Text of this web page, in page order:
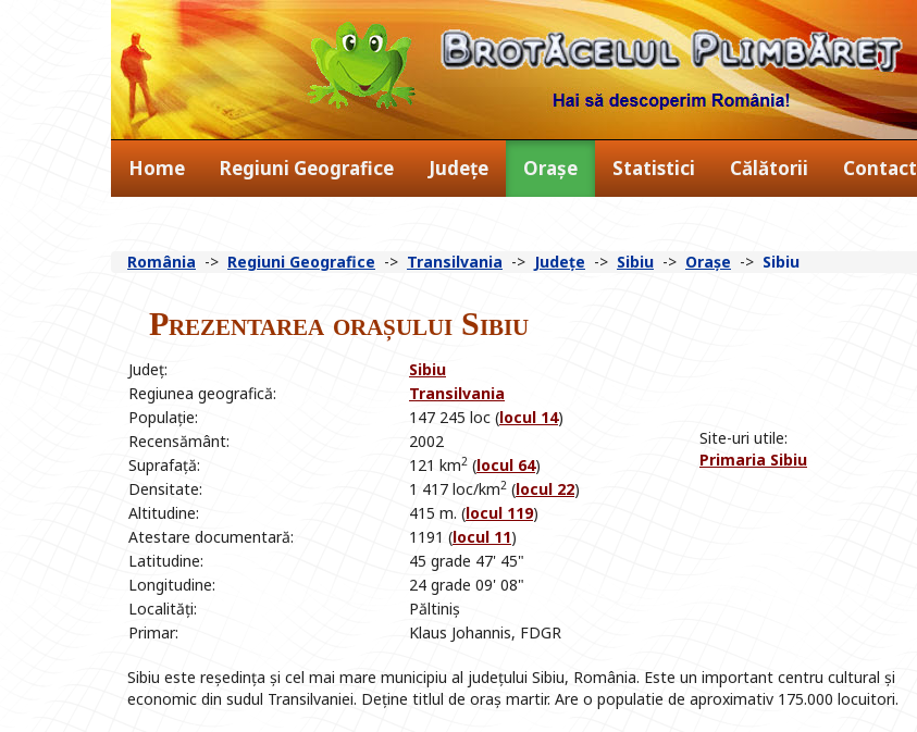
Home Regiuni Geografice Județe Orașe Statistici Călătorii Contact
România -> Regiuni Geografice -> Transilvania -> Județe -> Sibiu -> Orașe -> Sibiu
Prezentarea orașului Sibiu
Județ: Sibiu
Site-uri utile:
Primaria Sibiu
Regiunea geografică:
Transilvania
Populație:
147 245 loc (locul 14)
Recensământ:
2002
Suprafață:
121 km2 (locul 64)
Densitate:
1 417 loc/km2 (locul 22)
Altitudine:
415 m. (locul 119)
Atestare documentară:
1191 (locul 11)
Latitudine:
45 grade 47' 45"
Longitudine:
24 grade 09' 08"
Localități:
Păltiniș
Primar:
Klaus Johannis, FDGR
Sibiu este reședința și cel mai mare municipiu al județului Sibiu, România. Este un important centru cultural și
economic din sudul Transilvaniei. Deține titlul de oraș martir. Are o populatie de aproximativ 175.000 locuitori.